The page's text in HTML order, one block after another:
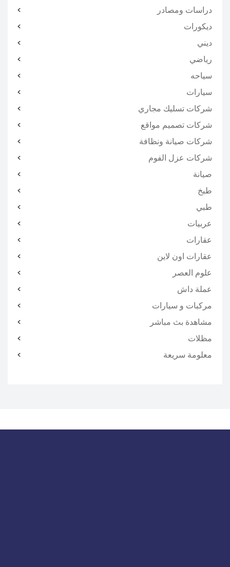
دراسات ومصادر
ديكورات
ديني
رياضي
سياحه
سيارات
شركات تسليك مجاري
شركات تصميم مواقع
شركات صيانة ونظافة
شركات عزل الفوم
صيانة
طبخ
طبي
عربيات
عقارات
عقارات اون لاين
علوم العصر
عملة داش
مركبات و سيارات
مشاهدة بث مباشر
مظلات
معلومة سريعة